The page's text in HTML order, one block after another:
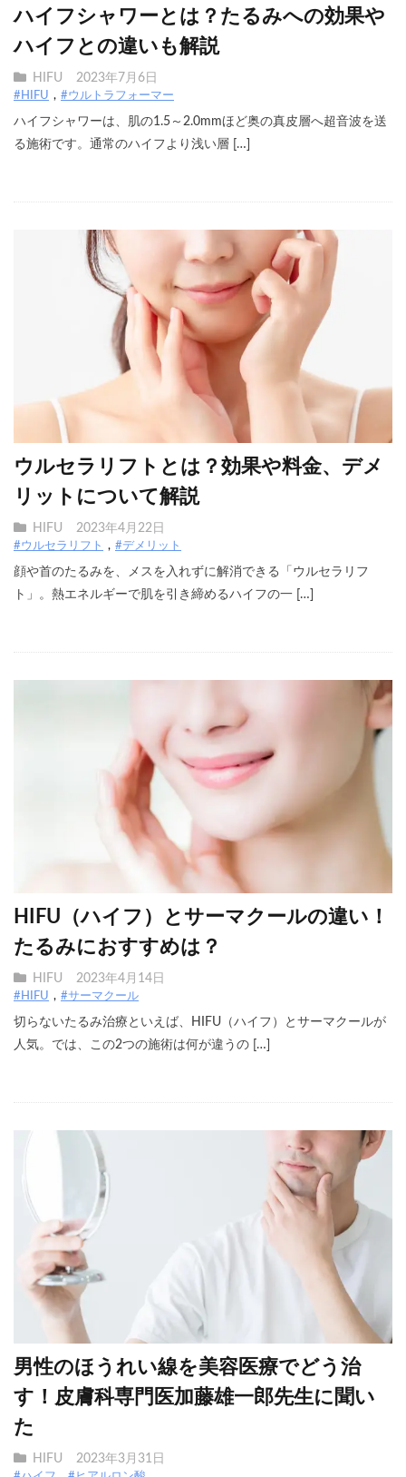
ハイフシャワーとは？たるみへの効果や
ハイフとの違いも解説
HIFU 2023年7月6日
#HIFU #ウルトラフォーマー
ハイフシャワーは、肌の1.5～2.0mmほど奥の真皮層へ超音波を送
る施術です。通常のハイフより浅い層 […]
ウルセラリフトとは？効果や料金、デメ
リットについて解説
HIFU 2023年4月22日
#ウルセラリフト #デメリット
顔や首のたるみを、メスを入れずに解消できる「ウルセラリフ
ト」。熱エネルギーで肌を引き締めるハイフの一 […]
HIFU（ハイフ）とサーマクールの違い！
たるみにおすすめは？
HIFU 2023年4月14日
#HIFU #サーマクール
切らないたるみ治療といえば、HIFU（ハイフ）とサーマクールが
人気。では、この2つの施術は何が違うの […]
男性のほうれい線を美容医療でどう治
す！皮膚科専門医加藤雄一郎先生に聞い
た
HIFU 2023年3月31日